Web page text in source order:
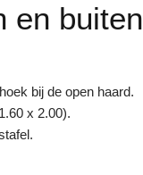
en buiten
bij de open haard.
x 2.00).